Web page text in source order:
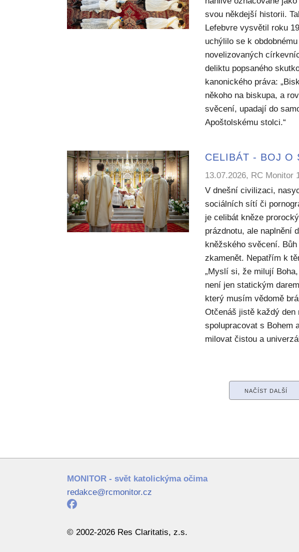
svou někdejší historii.
Lefebvre vysvětil roku
uchýlilo se k
novelizovaných
deliktu popsaného
kanonického práva:
někoho na biskupa, a
svěcení, upadají do
Apoštolskému stolci.“
CELIBÁT - BOJ O
13.07.2026, RC Monitor
V dnešní civilizaci,
sociálních sítí či
je celibát kněze
prázdnotu, ale naplnění
kněžského svěcení.
zkamenět. Nepatřím k
„Myslí si, že milují
není jen statickým
který musím vědomě
Otčenáš jistě každý den
spolupracovat s Bohem
milovat čistou a
NAČÍST DALŠÍ
MONITOR - svět katolickýma očima
redakce@rcmonitor.cz
© 2002-2026 Res Claritatis, z.s.